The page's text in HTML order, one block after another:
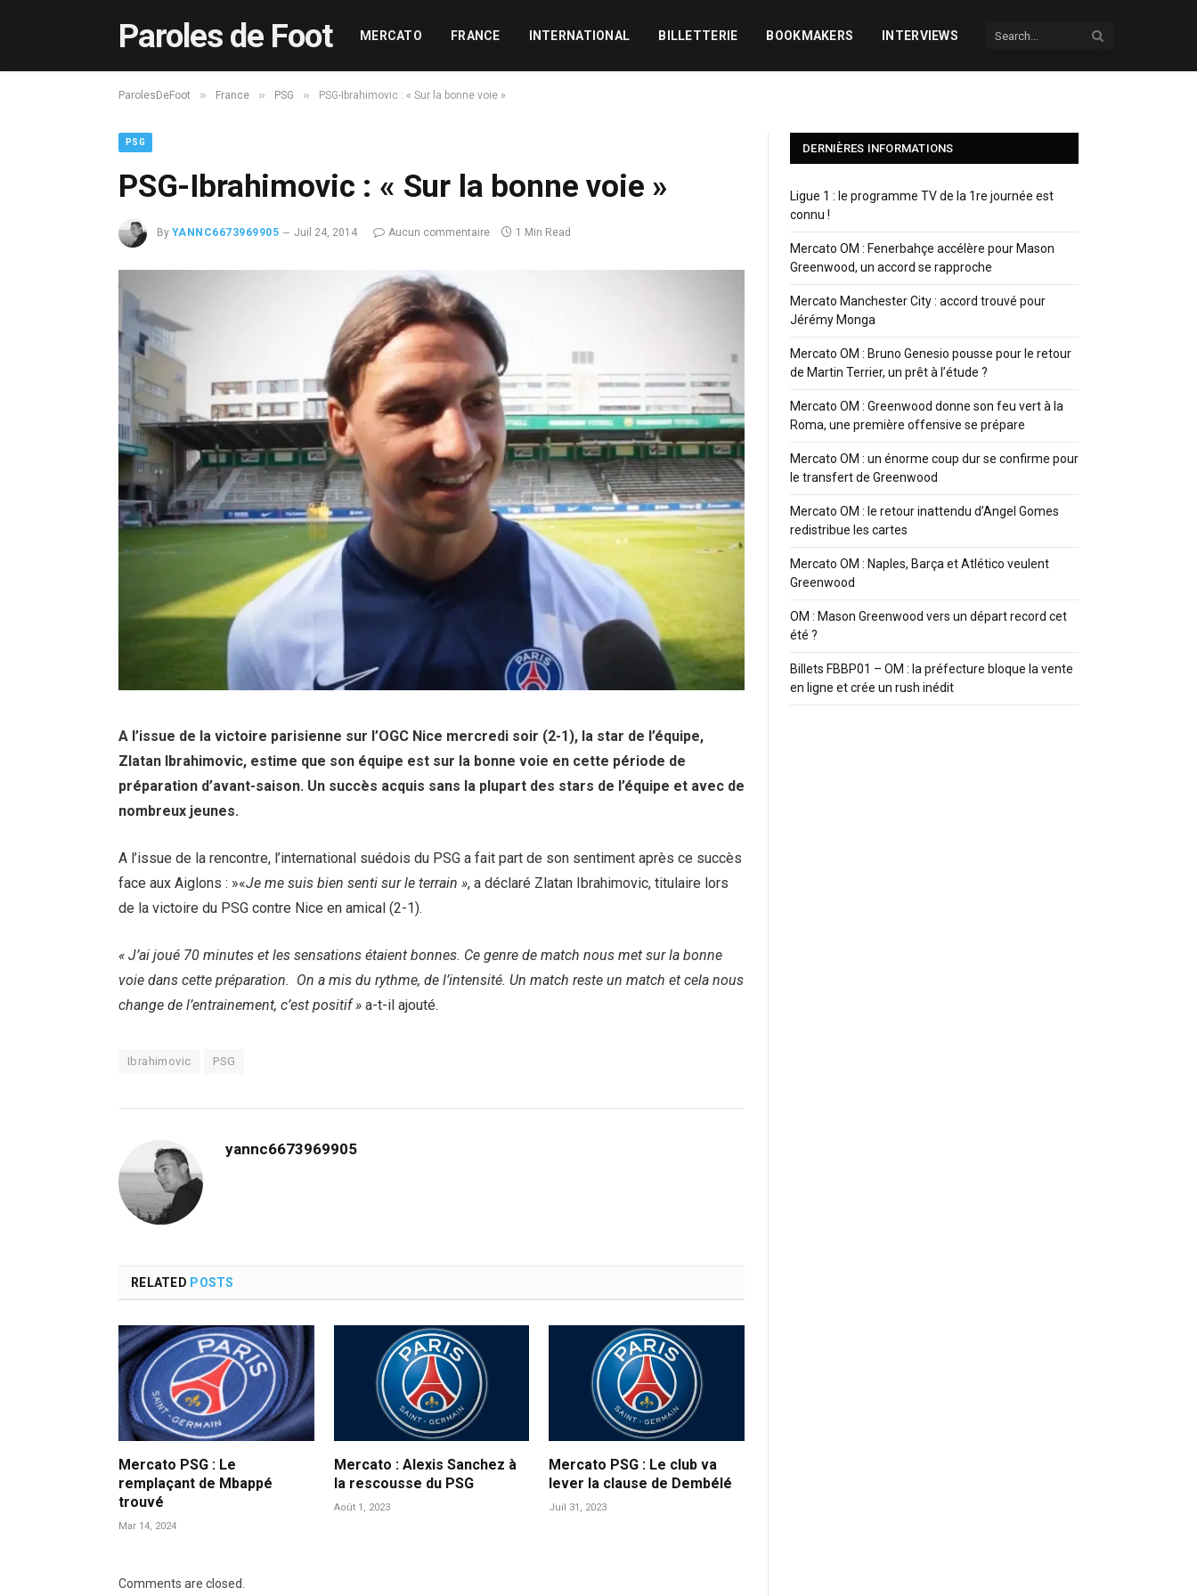
Paroles de Foot MERCATO FRANCE INTERNATIONAL BILLETTERIE BOOKMAKERS INTERVIEWS
ParolesDeFoot » France » PSG » PSG-Ibrahimovic : « Sur la bonne voie »
PSG
PSG-Ibrahimovic : « Sur la bonne voie »
By YANNC6673969905 Juil 24, 2014 Aucun commentaire 1 Min Read
A l’issue de la victoire parisienne sur l’OGC Nice mercredi soir (2-1), la star de l’équipe,
Zlatan Ibrahimovic, estime que son équipe est sur la bonne voie en cette période de
préparation d’avant-saison. Un succès acquis sans la plupart des stars de l’équipe et avec de
nombreux jeunes.
A l’issue de la rencontre, l’international suédois du PSG a fait part de son sentiment après ce succès
face aux Aiglons : »«Je me suis bien senti sur le terrain », a déclaré Zlatan Ibrahimovic, titulaire lors
de la victoire du PSG contre Nice en amical (2-1).
« J’ai joué 70 minutes et les sensations étaient bonnes. Ce genre de match nous met sur la bonne
voie dans cette préparation. On a mis du rythme, de l’intensité. Un match reste un match et cela nous
change de l’entrainement, c’est positif » a-t-il ajouté.
Ibrahimovic PSG
yannc6673969905
RELATED POSTS
Mercato PSG : Le
remplaçant de Mbappé
trouvé
Mar 14, 2024
Mercato : Alexis Sanchez à
la rescousse du PSG
Août 1, 2023
Mercato PSG : Le club va
lever la clause de Dembélé
Juil 31, 2023
Comments are closed.
DERNIÈRES INFORMATIONS
Ligue 1 : le programme TV de la 1re journée est
connu !
Mercato OM : Fenerbahçe accélère pour Mason
Greenwood, un accord se rapproche
Mercato Manchester City : accord trouvé pour
Jérémy Monga
Mercato OM : Bruno Genesio pousse pour le retour
de Martin Terrier, un prêt à l’étude ?
Mercato OM : Greenwood donne son feu vert à la
Roma, une première offensive se prépare
Mercato OM : un énorme coup dur se confirme pour
le transfert de Greenwood
Mercato OM : le retour inattendu d’Angel Gomes
redistribue les cartes
Mercato OM : Naples, Barça et Atlético veulent
Greenwood
OM : Mason Greenwood vers un départ record cet
été ?
Billets FBBP01 – OM : la préfecture bloque la vente
en ligne et crée un rush inédit